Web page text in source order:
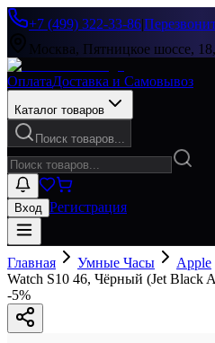
+7 (499) 322-33-86|
Москва, Пятницкое шоссе,
ОплатаДоставка и Самовывоз
Каталог товаров
Поиск товаров...
Вход Регистрация
Главная Умные Часы Apple
Watch S10 46, Чёрный (Jet Black
-5%